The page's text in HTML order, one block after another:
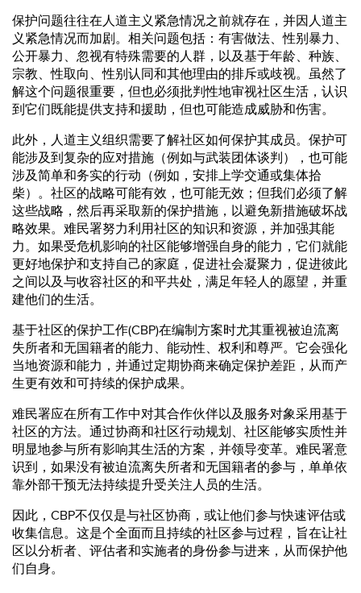
保护问题往往在人道主义紧急情况之前就存在，并因人道主
义紧急情况而加剧。相关问题包括：有害做法、性别暴力、
公开暴力、忽视有特殊需要的人群，以及基于年龄、种族、
宗教、性取向、性别认同和其他理由的排斥或歧视。虽然了
解这个问题很重要，但也必须批判性地审视社区生活，认识
到它们既能提供支持和援助，但也可能造成威胁和伤害。
此外，人道主义组织需要了解社区如何保护其成员。保护可
能涉及到复杂的应对措施（例如与武装团体谈判），也可能
涉及简单和务实的行动（例如，安排上学交通或集体拾
柴）。社区的战略可能有效，也可能无效；但我们必须了解
这些战略，然后再采取新的保护措施，以避免新措施破坏战
略效果。难民署努力利用社区的知识和资源，并加强其能
力。如果受危机影响的社区能够增强自身的能力，它们就能
更好地保护和支持自己的家庭，促进社会凝聚力，促进彼此
之间以及与收容社区的和平共处，满足年轻人的愿望，并重
建他们的生活。
基于社区的保护工作(CBP)在编制方案时尤其重视被迫流离
失所者和无国籍者的能力、能动性、权利和尊严。它会强化
当地资源和能力，并通过定期协商来确定保护差距，从而产
生更有效和可持续的保护成果。
难民署应在所有工作中对其合作伙伴以及服务对象采用基于
社区的方法。通过协商和社区行动规划、社区能够实质性并
明显地参与所有影响其生活的方案，并领导变革。难民署意
识到，如果没有被迫流离失所者和无国籍者的参与，单单依
靠外部干预无法持续提升受关注人员的生活。
因此，CBP不仅仅是与社区协商，或让他们参与快速评估或
收集信息。这是个全面而且持续的社区参与过程，旨在让社
区以分析者、评估者和实施者的身份参与进来，从而保护他
们自身。